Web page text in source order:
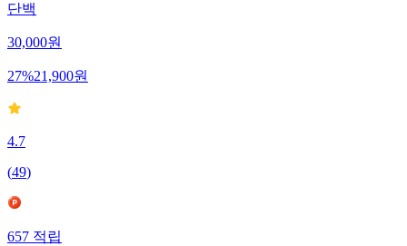
단백
30,000원
27%21,900원
4.7
(49)
657 적립